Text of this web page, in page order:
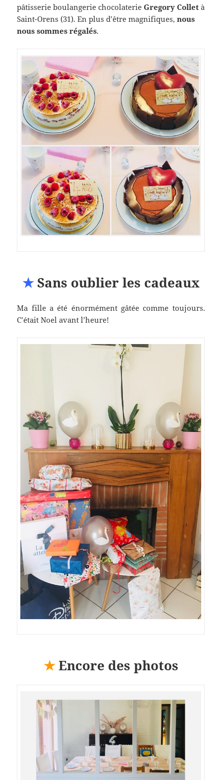
pâtisserie boulangerie chocolaterieGregory Collet à
Saint-Orens (31). En plus d’être magnifiques,nous
nous sommes régalés.
★Sans oublier les cadeaux
Ma fille a été énormément gâtée comme toujours.
C’était Noel avant l’heure!
★Encore des photos